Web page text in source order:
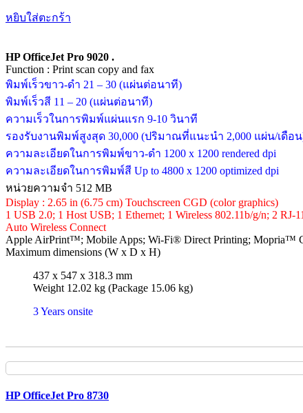
หยิบใส่ตะกร้า
HP OfficeJet Pro 9020 .
Function : Print scan copy and fax
พิมพ์เร็วขาว-ดำ 21 – 30 (แผ่นต่อนาที)
พิมพ์เร็วสี 11 – 20 (แผ่นต่อนาที)
ความเร็วในการพิมพ์แผ่นแรก 9-10 วินาที
รองรับงานพิมพ์สูงสุด 30,000 (ปริมาณที่แนะนำ 2,000 แผ่น/เดือ
ความละเอียดในการพิมพ์ขาว-ดำ 1200 x 1200 rendered dpi
ความละเอียดในการพิมพ์สี Up to 4800 x 1200 optimized dpi
หน่วยความจำ 512 MB
Display : 2.65 in (6.75 cm) Touchscreen CGD (color graphics)
1 USB 2.0; 1 Host USB; 1 Ethernet; 1 Wireless 802.11b/g/n; 2 RJ-
Auto Wireless Connect
Apple AirPrint™; Mobile Apps; Wi-Fi® Direct Printing; Mopria™
Maximum dimensions (W x D x H)
437 x 547 x 318.3 mm
Weight 12.02 kg (Package 15.06 kg)
3 Years onsite
HP OfficeJet Pro 8730